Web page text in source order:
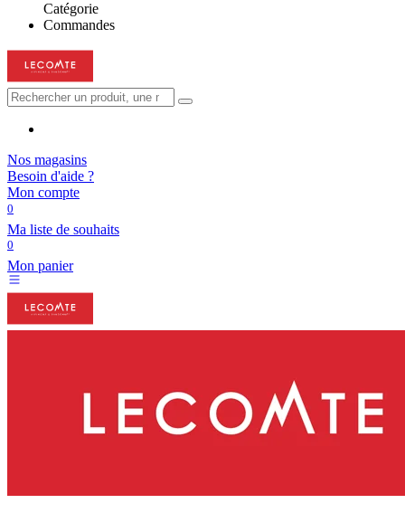
Catégorie
Commandes
Nos magasins
Besoin d'aide ?
Mon compte
0
Ma liste de souhaits
0
Mon panier